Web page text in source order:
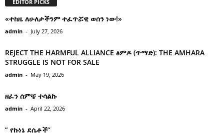
EDITOR PICKS
«ተከዜ ለሁለታችንም ተፈጥሯዊ ወሰን ነው!»
admin - July 27, 2026
REJECT THE HARMFUL ALLIANCE ፅምዶ (ጥማድ): THE AMHARA
STRUGGLE IS NOT FOR SALE
admin - May 19, 2026
ዘፈን ሰምቼ ተሳልኩ
admin - April 22, 2026
” የኩነኔ ደሴቶች’’